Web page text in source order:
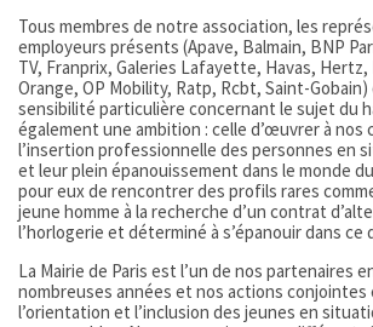
Tous membres de notre association, les
employeurs présents (Apave, Balmain, BNP
TV, Franprix, Galeries Lafayette, Havas, Hertz,
Orange, OP Mobility, Ratp, Rcbt, Saint-
sensibilité particulière concernant le sujet du
également une ambition : celle d’œuvrer à
l’insertion professionnelle des personnes en
et leur plein épanouissement dans le monde
pour eux de rencontrer des profils rares
jeune homme à la recherche d’un contrat
l’horlogerie et déterminé à s’épanouir dans ce
La Mairie de Paris est l’un de nos partenaires
nombreuses années et nos actions conjointes
l’orientation et l’inclusion des jeunes en